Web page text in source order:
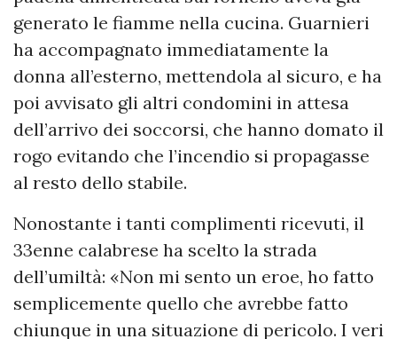
generato le fiamme nella cucina. Guarnieri
ha accompagnato immediatamente la
donna all’esterno, mettendola al sicuro, e ha
poi avvisato gli altri condomini in attesa
dell’arrivo dei soccorsi, che hanno domato il
rogo evitando che l’incendio si propagasse
al resto dello stabile.
Nonostante i tanti complimenti ricevuti, il
33enne calabrese ha scelto la strada
dell’umiltà: «Non mi sento un eroe, ho fatto
semplicemente quello che avrebbe fatto
chiunque in una situazione di pericolo. I veri